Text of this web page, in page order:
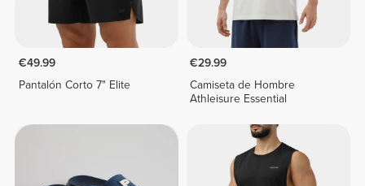
€49.99
Pantalón Corto 7" Elite
€29.99
Camiseta de Hombre
Athleisure Essential